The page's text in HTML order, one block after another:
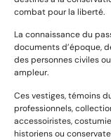
combat pour la liberté.
La connaissance du
documents d’époque,
des personnes civiles
ampleur.
Ces vestiges, témoins
professionnels,
accessoiristes,
historiens ou
Catégories